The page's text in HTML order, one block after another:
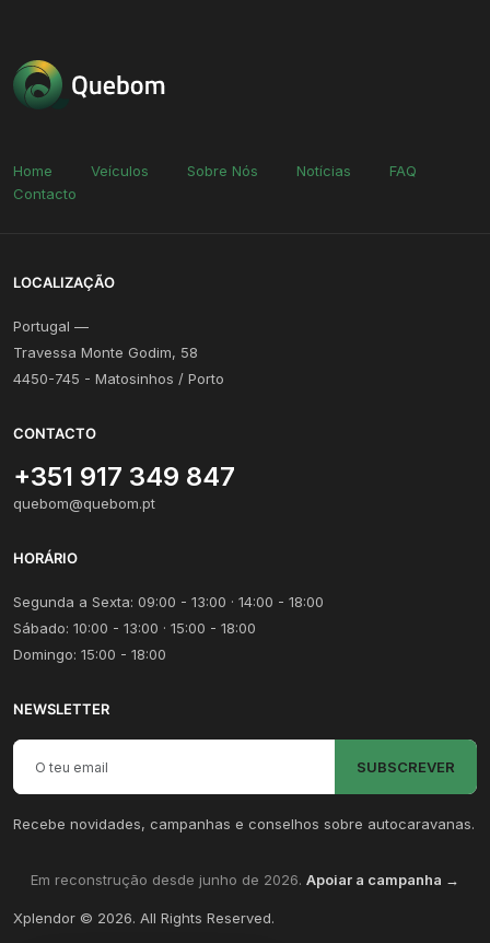
Home Veículos Sobre Nós Notícias
FAQ
Contacto
LOCALIZAÇÃO
Portugal —
Travessa Monte Godim, 58
4450-745 - Matosinhos / Porto
CONTACTO
+351 917 349 847
quebom@quebom.pt
HORÁRIO
Segunda a Sexta: 09:00 - 13:00 · 14:00 - 18:00
Sábado: 10:00 - 13:00 · 15:00 - 18:00
Domingo: 15:00 - 18:00
NEWSLETTER
Email para newsletter
SUBSCREVER
Recebe novidades, campanhas e conselhos sobre autocaravanas.
Em reconstrução desde junho de 2026. Apoiar a campanha →
Xplendor © 2026. All Rights Reserved.